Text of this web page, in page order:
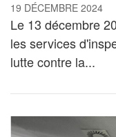
19 DÉCEMBRE 2024
Le 13 décembre
les services
lutte contre la...